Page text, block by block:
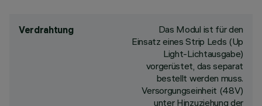
Verdrahtung
Das Modul ist für den
Einsatz eines Strip Leds (Up
Light-Lichtausgabe)
vorgerüstet, das separat
bestellt werden muss.
Versorgungseinheit (48V)
unter Hinzuziehung der